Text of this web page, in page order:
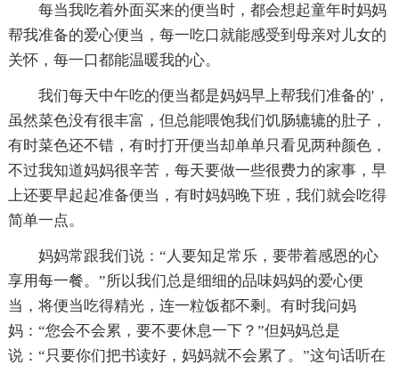
每当我吃着外面买来的便当时，都会想起童年时妈妈
帮我准备的爱心便当，每一吃口就能感受到母亲对儿女的
关怀，每一口都能温暖我的心。
我们每天中午吃的便当都是妈妈早上帮我们准备的'，
虽然菜色没有很丰富，但总能喂饱我们饥肠辘辘的肚子，
有时菜色还不错，有时打开便当却单单只看见两种颜色，
不过我知道妈妈很辛苦，每天要做一些很费力的家事，早
上还要早起起准备便当，有时妈妈晚下班，我们就会吃得
简单一点。
妈妈常跟我们说：“人要知足常乐，要带着感恩的心
享用每一餐。”所以我们总是细细的品味妈妈的爱心便
当，将便当吃得精光，连一粒饭都不剩。有时我问妈
妈：“您会不会累，要不要休息一下？”但妈妈总是
说：“只要你们把书读好，妈妈就不会累了。”这句话听在